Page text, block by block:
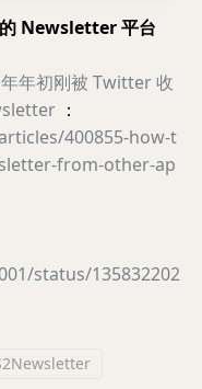
Newsletter 平台
年初刚被 Twitter 收
：
400855-how-t
from-other-ap
status/135832202